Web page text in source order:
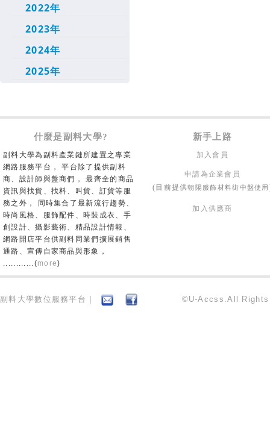
2022年
2023年
2024年
2025年
什麼是副料大學? 新手上路
副料大學為副料產業鏈所建置之專業
網路服務平台， 平台除了提供副料
商、設計師與盤商們， 最齊全的商品
資訊與找貨、找料、叫貨、訂貨等服
務之外， 同時集合了最新流行趨勢、
時尚風格、服飾配件、時裝成衣、手
創設計、攝影藝術、精品設計情報、
網路開店平台供副料同業們擴展銷售
通路、宣傳自家商品與形象，
............(more)
加入會員
申請為企業會員
(目前提供朝陽服飾材料街中盤使用
加入供應商
副料大學數位服務平台 | ©U-Accss.All Rights